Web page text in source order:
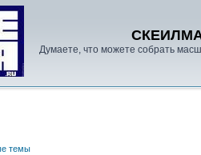
Думаете, что можете собрать
темы